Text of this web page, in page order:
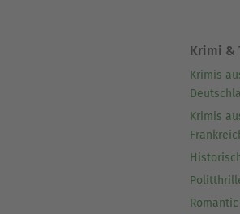
Krimi &
Krimis
Krimis